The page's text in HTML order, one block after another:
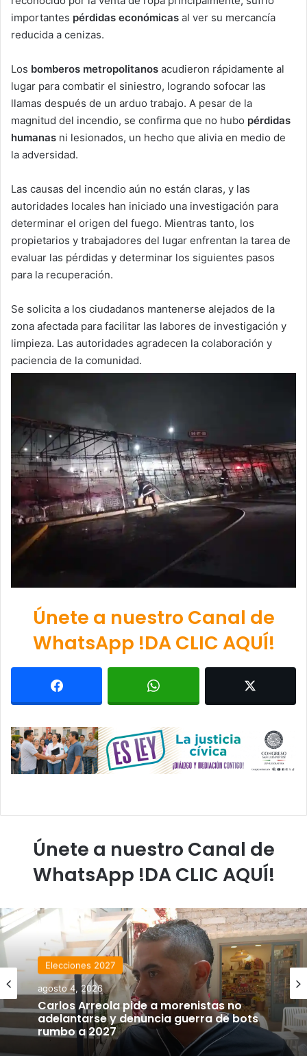
importantes pérdidas económicas al ver su mercancía
reducida a cenizas.
Los bomberos metropolitanos acudieron rápidamente al
lugar para combatir el siniestro, logrando sofocar las
llamas después de un arduo trabajo. A pesar de la
magnitud del incendio, se confirma que no hubo pérdidas
humanas ni lesionados, un hecho que alivia en medio de
la adversidad.
Las causas del incendio aún no están claras, y las
autoridades locales han iniciado una investigación para
determinar el origen del fuego. Mientras tanto, los
propietarios y trabajadores del lugar enfrentan la tarea de
evaluar las pérdidas y determinar los siguientes pasos
para la recuperación.
Se solicita a los ciudadanos mantenerse alejados de la
zona afectada para facilitar las labores de investigación y
limpieza. Las autoridades agradecen la colaboración y
paciencia de la comunidad.
Únete a nuestro Canal de
WhatsApp !DA CLIC AQUÍ!
Únete a nuestro Canal de
WhatsApp !DA CLIC AQUÍ!
Elecciones 2027
agosto 4, 2026
Carlos Arreola pide a morenistas no
adelantarse y denuncia guerra de bots
rumbo a 2027